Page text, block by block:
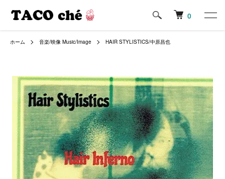
0
ホーム 音楽/映像 Music/Image HAIR STYLISTICS/中原昌也